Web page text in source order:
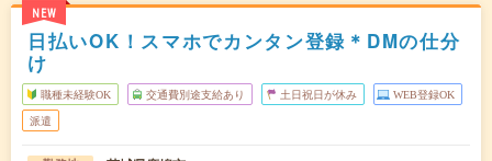
NEW
日払いOK！スマホでカンタン登録＊DMの仕分
け
職種未経験OK 交通費別途支給あり 土日祝日が休み WEB登録OK
派遣